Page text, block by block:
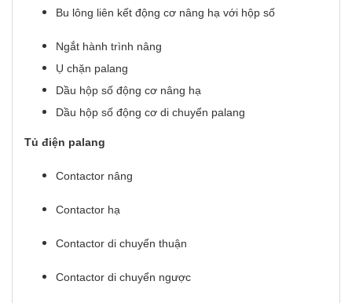
Bu lông liên kết động cơ nâng hạ với hộp số
Ngắt hành trình nâng
Ụ chặn palang
Dầu hộp số động cơ nâng hạ
Dầu hộp số động cơ di chuyển palang
Tủ điện palang
Contactor nâng
Contactor hạ
Contactor di chuyển thuận
Contactor di chuyển ngược